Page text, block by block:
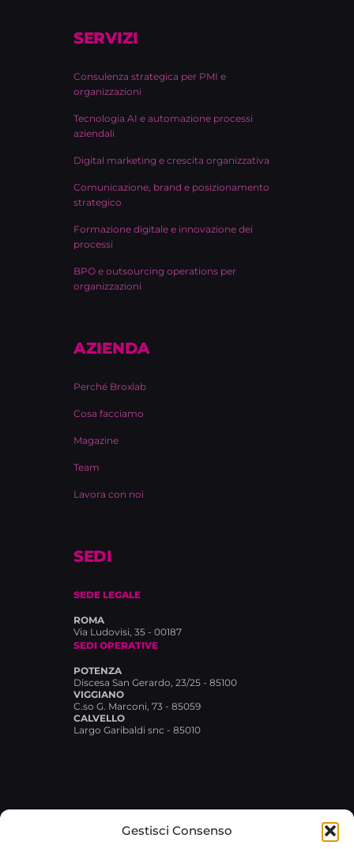
Gestisci Consenso
SERVIZI
Consulenza strategica per PMI e
organizzazioni
Tecnologia AI e automazione processi
aziendali
Digital marketing e crescita organizzativa
Comunicazione, brand e posizionamento
strategico
Formazione digitale e innovazione dei
processi
BPO e outsourcing operations per
organizzazioni
AZIENDA
Perché Broxlab
Cosa facciamo
Magazine
Team
Lavora con noi
SEDI
SEDE LEGALE
ROMA
Via Ludovisi, 35 - 00187
SEDI OPERATIVE
POTENZA
Discesa San Gerardo, 23/25 - 85100
VIGGIANO
C.so G. Marconi, 73 - 85059
CALVELLO
Largo Garibaldi snc - 85010